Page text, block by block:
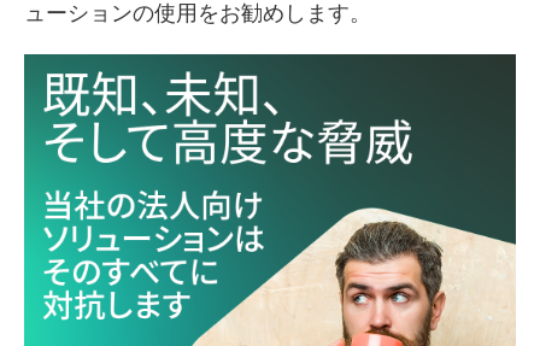
ューションの使用をお勧めします。